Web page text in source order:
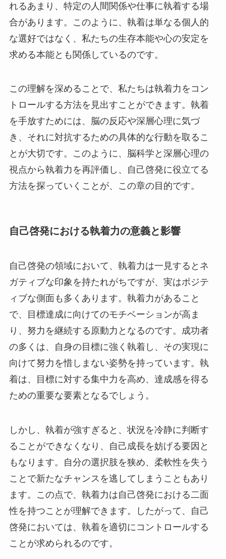
れるあまり、特定の人間関係や仕事に執着する場
合があります。このように、執着は単なる個人的
な選好ではなく、私たちの生存本能や心の安定を
求める本能とも関係しているのです。
この理解を深めることで、私たちは執着力をコン
トロールする方法を見出すことができます。執着
を手放すためには、脳の反応や深層心理に気づ
き、それに対抗するための具体的な行動を取るこ
とが大切です。このように、脳科学と深層心理の
視点から執着力を再評価し、自己啓発に役立てる
方法を探っていくことが、この章の目的です。
自己啓発における執着力の意義と影響
自己啓発の領域において、執着力は一見するとネ
ガティブな印象を持たれがちですが、実はポジテ
ィブな側面も多くあります。執着力があること
で、目標達成に向けてのモチベーションが高ま
り、努力を継続する原動力となるのです。成功者
の多くは、自身の目標に強く執着し、その実現に
向けて努力を惜しまない姿勢を持っています。執
着は、目標に対する集中力を高め、達成感を得る
ための重要な要素となるでしょう。
しかし、執着が強すぎると、状況を冷静に判断す
ることができなくなり、自己成長を妨げる要因と
もなります。自分の選択肢を狭め、柔軟性を失う
ことで新たなチャンスを逃してしまうこともあり
ます。この点で、執着力は自己啓発における二面
性を持つことが理解できます。したがって、自己
啓発においては、執着を適切にコントロールする
ことが求められるのです。